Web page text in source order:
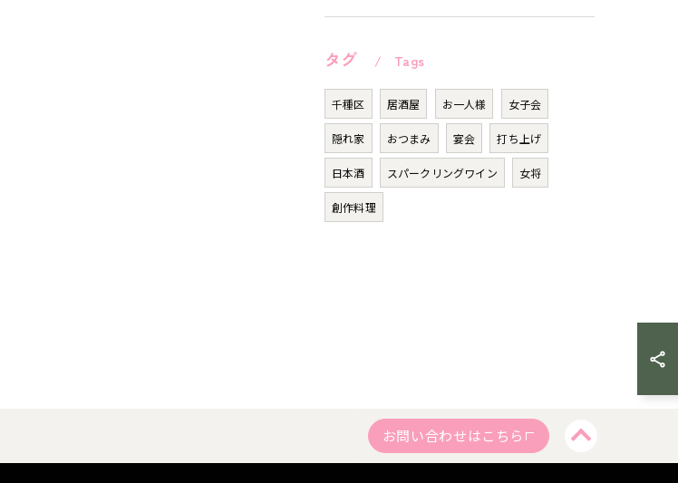
タグ Tags
千種区 居酒屋 お一人様 女子会
隠れ家 おつまみ 宴会 打ち上げ
日本酒 スパークリングワイン 女将
創作料理
お問い合わせはこちら